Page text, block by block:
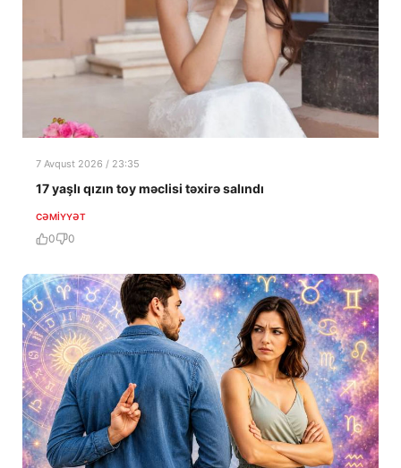
7 Avqust 2026 / 23:35
17 yaşlı qızın toy məclisi təxirə salındı
CƏMIYYƏT
0 0